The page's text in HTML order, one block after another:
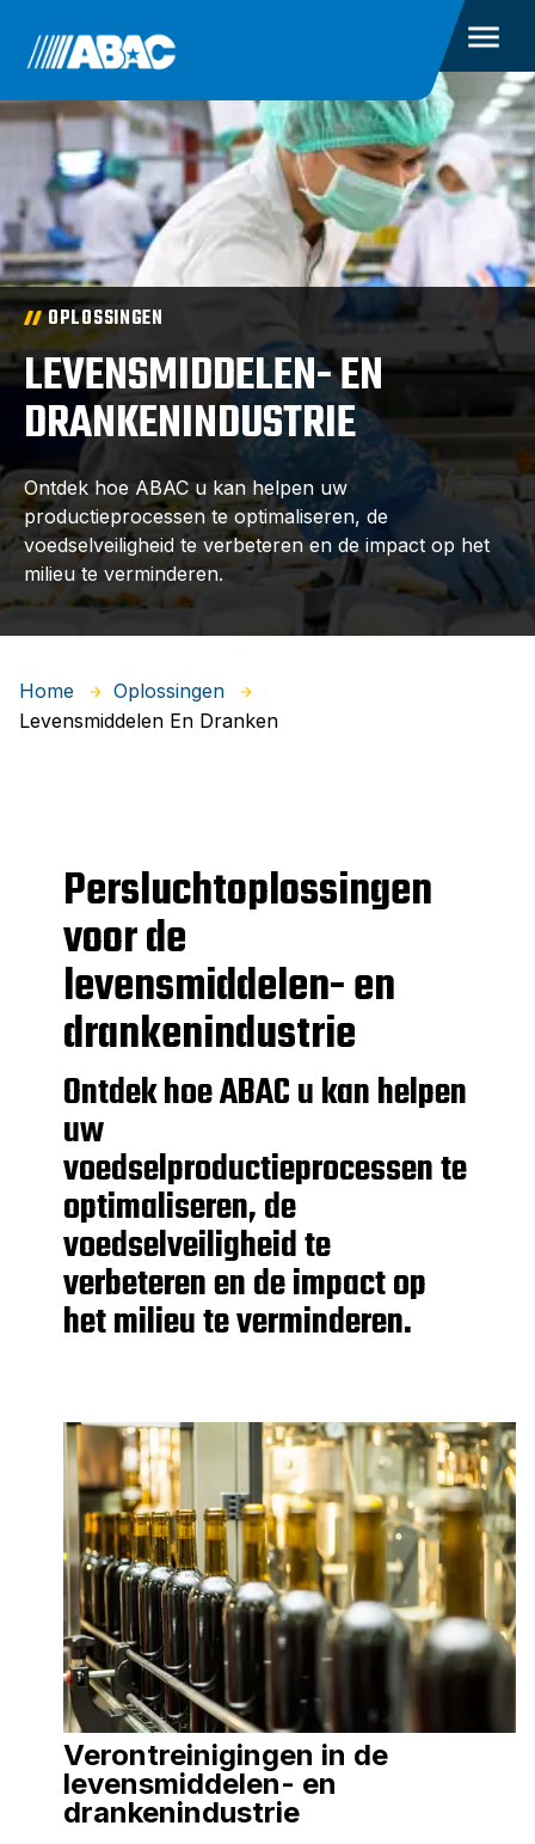
OPLOSSINGEN
LEVENSMIDDELEN- EN
DRANKENINDUSTRIE
Ontdek hoe ABAC u kan helpen uw
productieprocessen te optimaliseren, de
voedselveiligheid te verbeteren en de impact op het
milieu te verminderen.
Home
Oplossingen
Levensmiddelen En Dranken
Persluchtoplossingen
voor de
levensmiddelen- en
drankenindustrie
Ontdek hoe ABAC u kan helpen
uw
voedselproductieprocessen te
optimaliseren, de
voedselveiligheid te
verbeteren en de impact op
het milieu te verminderen.
Verontreinigingen in de
levensmiddelen- en
drankenindustrie